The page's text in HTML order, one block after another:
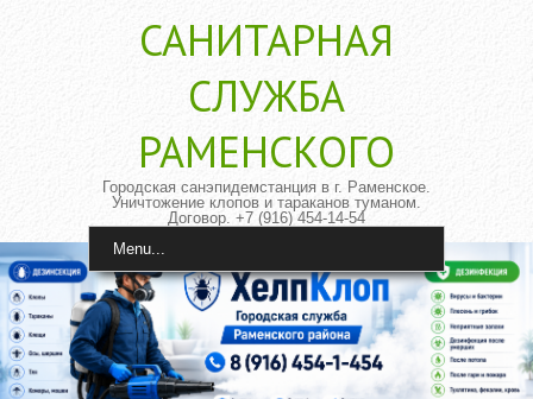
САНИТАРНАЯ
CЛУЖБА
РАМЕНСКОГО
Городская санэпидемстанция в г. Раменское.
Уничтожение клопов и тараканов туманом.
Договор. +7 (916) 454-14-54
Menu...